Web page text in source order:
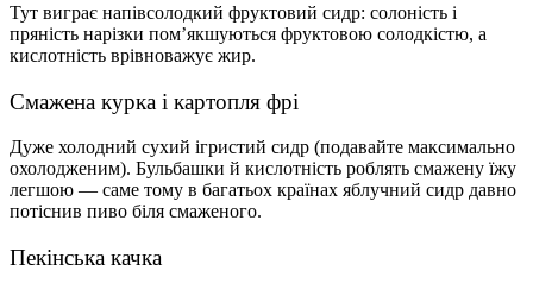
Тут виграє напівсолодкий фруктовий сидр: солоність і
пряність нарізки пом’якшуються фруктовою солодкістю, а
кислотність врівноважує жир.
Смажена курка і картопля фрі
Дуже холодний сухий ігристий сидр (подавайте максимально
охолодженим). Бульбашки й кислотність роблять смажену їжу
легшою — саме тому в багатьох країнах яблучний сидр давно
потіснив пиво біля смаженого.
Пекінська качка